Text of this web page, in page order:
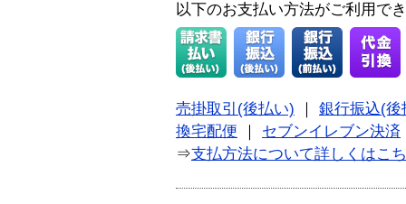
以下のお支払い方法がご利用で
売掛取引(後払い)
銀行振込(後
換宅配便
セブンイレブン決済
⇒支払方法について詳しくはこ